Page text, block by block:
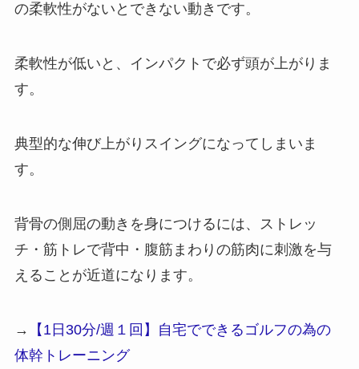
の柔軟性がないとできない動きです。
柔軟性が低いと、インパクトで必ず頭が上がりま
す。
典型的な伸び上がりスイングになってしまいま
す。
背骨の側屈の動きを身につけるには、ストレッ
チ・筋トレで背中・腹筋まわりの筋肉に刺激を与
えることが近道になります。
→
【1日30分/週１回】自宅でできるゴルフの為の
体幹トレーニング